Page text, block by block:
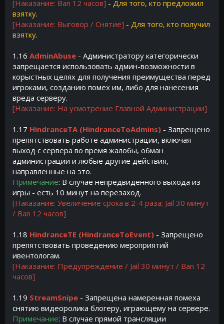
[Наказание: Ban 12 часов] - Для того, кто предложил
взятку.
[Наказание: Выговор / Снятие] - Для того, кто получил
взятку.
1.16 AdminAbuse - Администратору категорически
запрещается использовать админ-возможности в
корыстных целях для получения преимущества перед
игроками, созданию помех им, либо для нанесения
вреда серверу.
[Наказание: На усмотрение Главной Администрации]
1.17 HindranceTA (HindranceToAdmins) - Запрещено
препятствовать работе администрации, включая
выход с сервера во время жалобы, обман
администрации и любые другие действия,
направленные на это.
Примечание: В случае непредвиденного выхода из
игры - есть 10 минут на перезаход.
[Наказание: Увеличение срока в 2-4 раза; Jail 30 минут
/ Ban 12 часов]
1.18 HindranceTE (HindranceToEvent) - Запрещено
препятствовать проведению мероприятий
ивентологам.
[Наказание: Предупреждение / Jail 30 минут / Ban 12
часов]
1.19 StreamSnipe - Запрещена намеренная помеха
снятию видеоролика блогеру, играющему на сервере.
Примечание: В случае прямой трансляции